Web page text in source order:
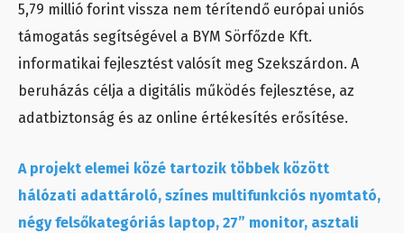
5,79 millió forint vissza nem térítendő európai uniós
támogatás segítségével a BYM Sörfőzde Kft.
informatikai fejlesztést valósít meg Szekszárdon. A
beruházás célja a digitális működés fejlesztése, az
adatbiztonság és az online értékesítés erősítése.
A projekt elemei közé tartozik többek között
hálózati adattároló, színes multifunkciós nyomtató,
négy felsőkategóriás laptop, 27” monitor, asztali